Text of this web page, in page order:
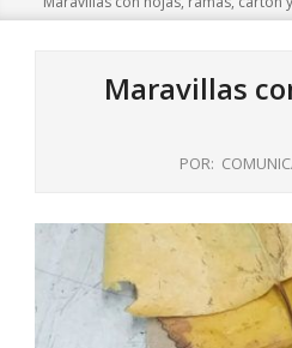
Maravillas
POR: